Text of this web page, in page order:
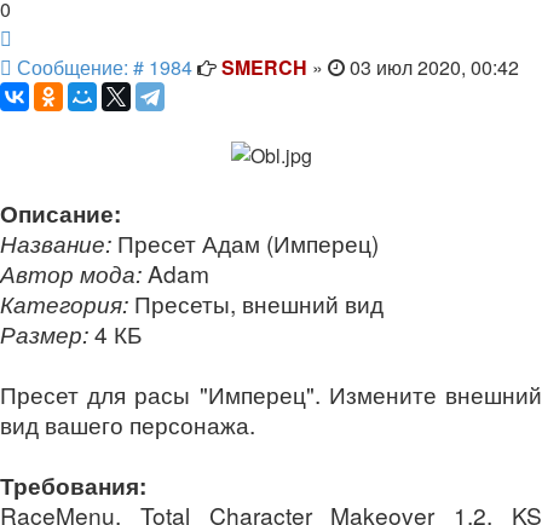
0
Сообщение: # 1984Сообщение
SMERCH » 03 июл 2020, 00:42
Описание:
Название: Пресет Адам (Имперец)
Автор мода:Adam
Категория: Пресеты, внешний вид
Размер:4 КБ
Пресет для расы "Имперец". Измените внешний
вид вашего персонажа.
Требования:
RaceMenu, Total Character Makeover 1.2, KS